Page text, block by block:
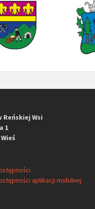
Reńskiej Wsi
1
aplikacji mobilnej